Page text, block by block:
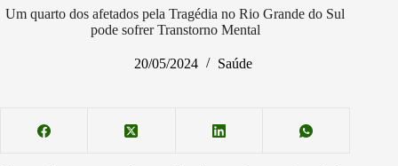
Um quarto dos afetados pela Tragédia no Rio Grande do Sul
pode sofrer Transtorno Mental
20/05/2024 Saúde